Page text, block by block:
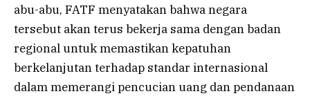
abu-abu, FATF menyatakan bahwa negara
tersebut akan terus bekerja sama dengan badan
regional untuk memastikan kepatuhan
berkelanjutan terhadap standar internasional
dalam memerangi pencucian uang dan pendanaan